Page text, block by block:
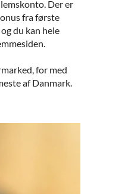
Der er
fra første
du kan hele
for med
af Danmark.